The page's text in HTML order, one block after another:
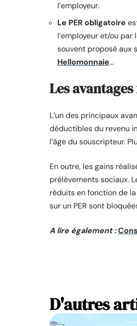
l’employeur.
Le PER obligatoire
l’employeur et/ou par
souvent proposé aux
Hellomonnaie…
Les
L’un des principaux
déductibles du revenu
l’âge du souscripteur.
En outre, les gains
prélèvements sociaux.
réduits en fonction de
sur un PER sont
A lire également :
D'autres